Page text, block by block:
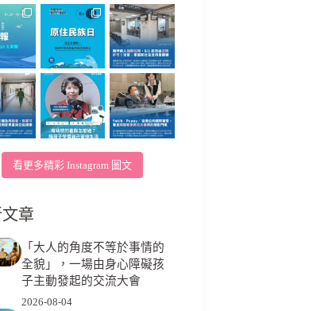
看更多精彩 Instagram 圖文
章
「大人的角度不等於事情的
全貌」，一場由身心障礙孩
子主動發起的交流大會
2026-08-04